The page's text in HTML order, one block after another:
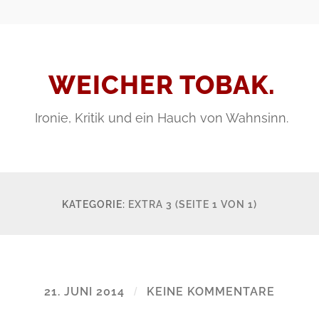
WEICHER TOBAK.
Ironie, Kritik und ein Hauch von Wahnsinn.
KATEGORIE: EXTRA 3 (SEITE 1 VON 1)
21. JUNI 2014 / KEINE KOMMENTARE